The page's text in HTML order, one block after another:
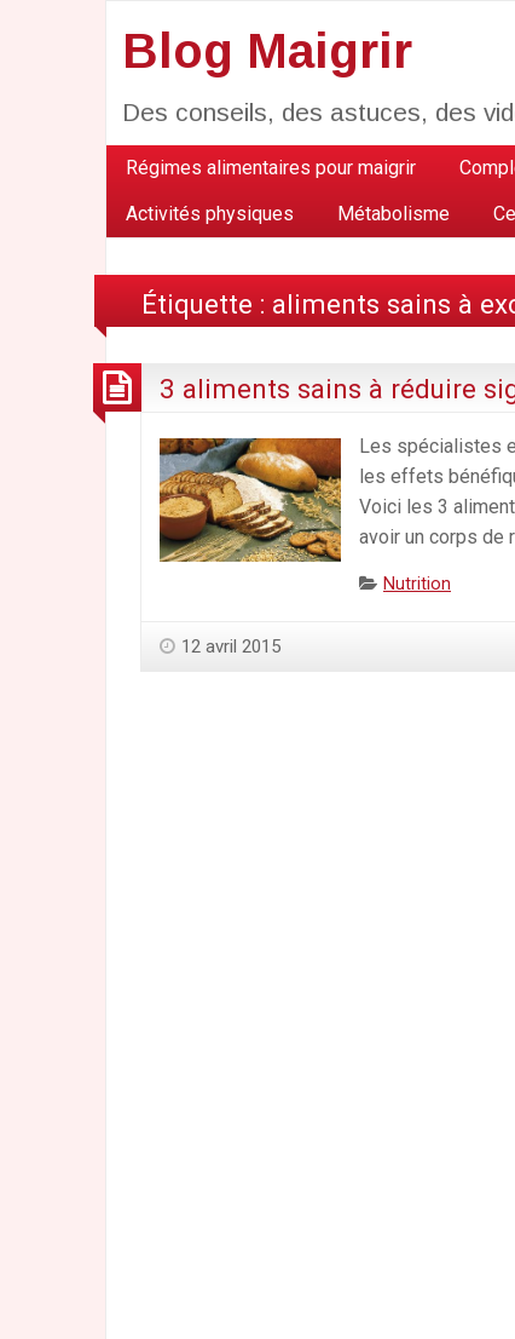
Blog Maigrir
Des conseils, des astuces, des
Régimes alimentaires pour maigrir
Activités physiques Métabolisme
Étiquette : aliments sains à
3 aliments sains à réduire
Les spécialistes
les effets
Voici les 3
avoir un corps de
Categories:
Nutrition
12 avril 2015